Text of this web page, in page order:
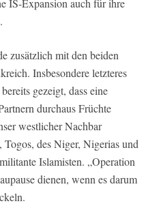
IS-Expansion auch für ihre
zusätzlich mit den beiden
Insbesondere letzteres
gezeigt, dass eine
durchaus Früchte
westlicher Nachbar
des Niger, Nigerias und
Islamisten. „Operation
dienen, wenn es darum